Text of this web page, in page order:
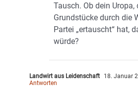
Tausch. Ob dein Uropa,
Grundstücke durch die
Partei „ertauscht“ hat,
würde?
Landwirt aus Leidenschaft 18. Januar
Antworten